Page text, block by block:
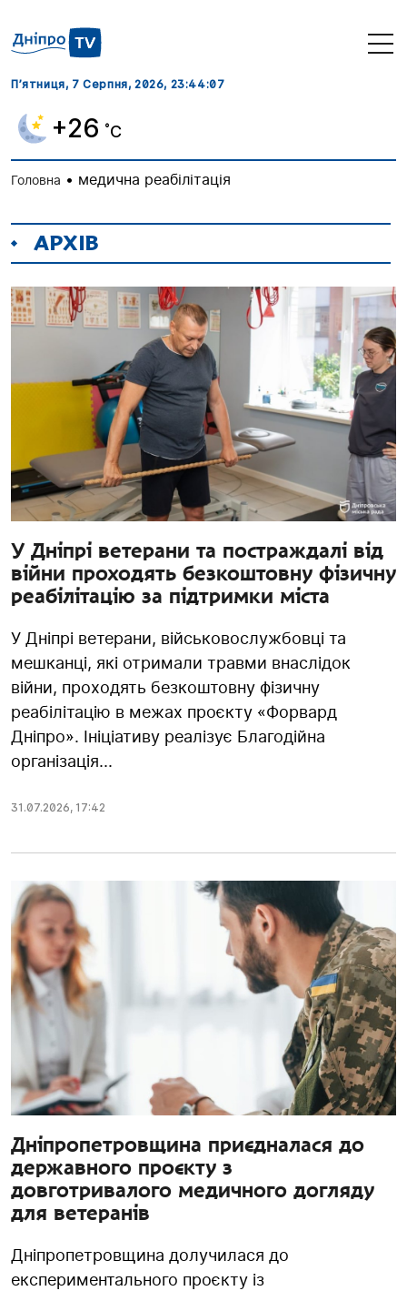
П’ятниця, 7 Серпня, 2026, 23:44:07
+26 ˚C
Головна • медична реабілітація
АРХІВ
У Дніпрі ветерани та постраждалі від
війни проходять безкоштовну фізичну
реабілітацію за підтримки міста
У Дніпрі ветерани, військовослужбовці та
мешканці, які отримали травми внаслідок
війни, проходять безкоштовну фізичну
реабілітацію в межах проєкту «Форвард
Дніпро». Ініціативу реалізує Благодійна
організація...
31.07.2026, 17:42
Дніпропетровщина приєдналася до
державного проєкту з
довготривалого медичного догляду
для ветеранів
Дніпропетровщина долучилася до
експериментального проєкту із